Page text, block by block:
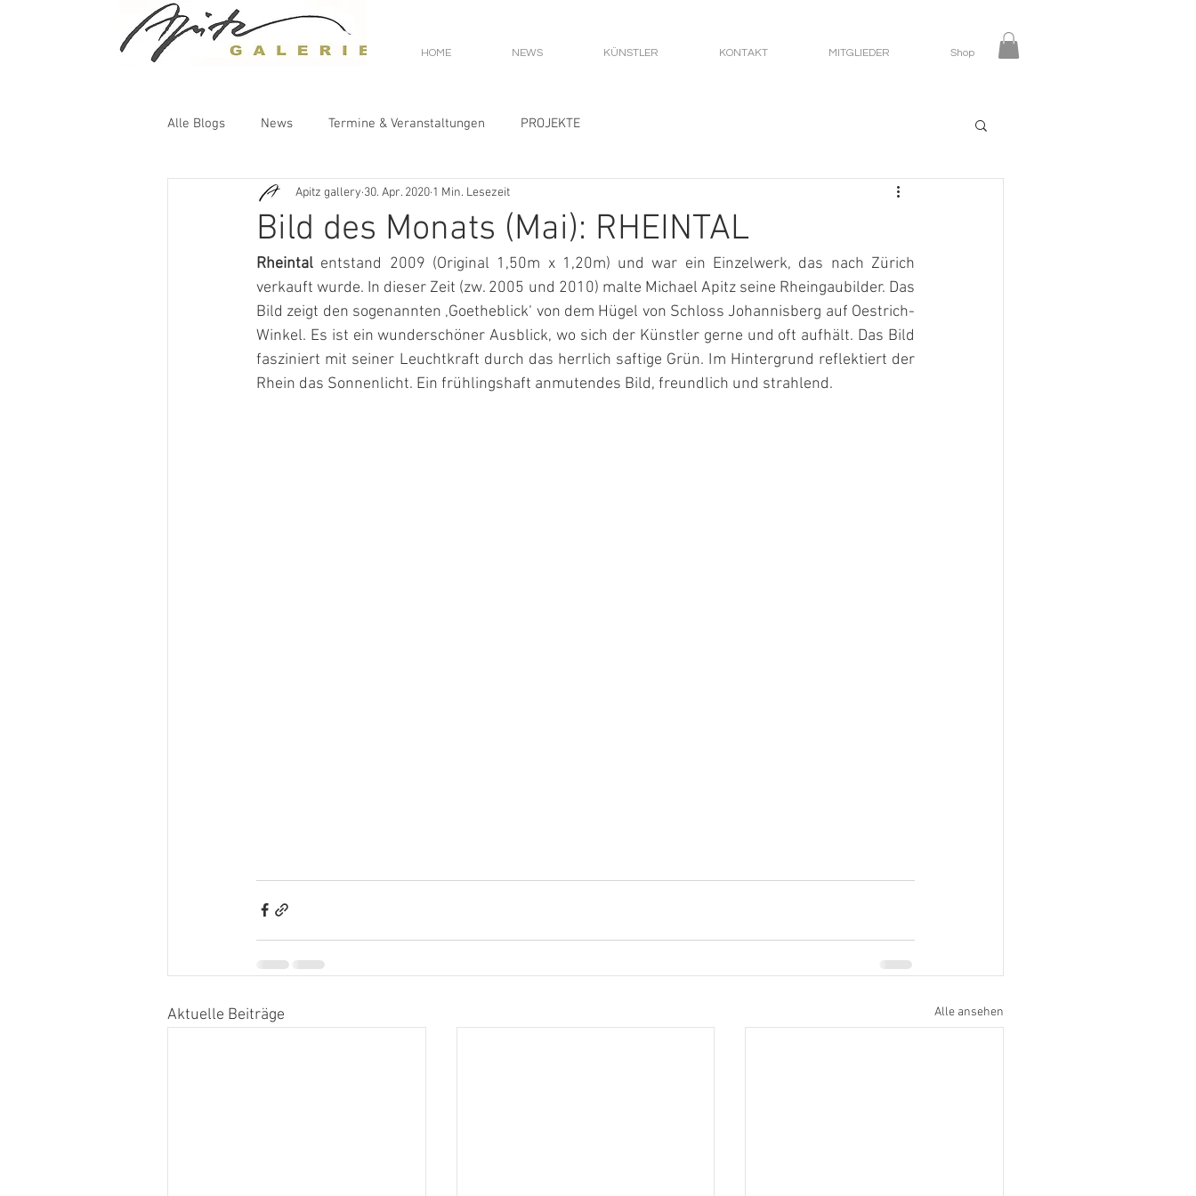
HOME NEWS KÜNSTLER KONTAKT MITGLIEDER Shop
Alle Blogs News Termine & Veranstaltungen PROJEKTE
Bild des Monats (Mai): RHEINTAL
Apitz gallery 30. Apr. 2020 1 Min. Lesezeit
Rheintal entstand 2009 (Original 1,50m x 1,20m) und war ein Einzelwerk, das nach Zürich
verkauft wurde. In dieser Zeit (zw. 2005 und 2010) malte Michael Apitz seine Rheingaubilder. Das
Bild zeigt den sogenannten ‚Goetheblick‘ von dem Hügel von Schloss Johannisberg auf Oestrich-
Winkel. Es ist ein wunderschöner Ausblick, wo sich der Künstler gerne und oft aufhält. Das Bild
fasziniert mit seiner Leuchtkraft durch das herrlich saftige Grün. Im Hintergrund reflektiert der
Rhein das Sonnenlicht. Ein frühlingshaft anmutendes Bild, freundlich und strahlend.
Aktuelle Beiträge Alle ansehen